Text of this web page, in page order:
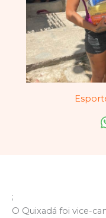
;
O Quixadá foi vice-